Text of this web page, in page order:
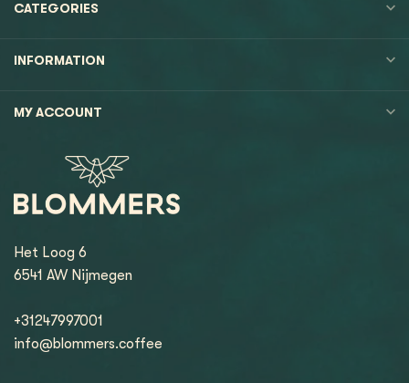
CATEGORIES
INFORMATION
MY ACCOUNT
Het Loog 6
6541 AW Nijmegen
+31247997001
info@blommers.coffee